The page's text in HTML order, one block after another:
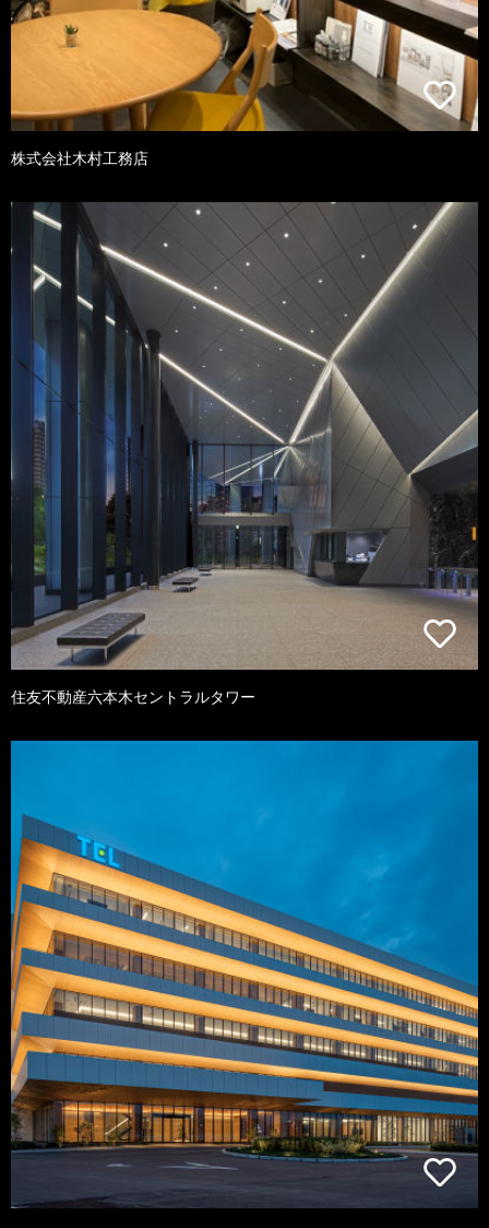
株式会社木村工務店
住友不動産六本木セントラルタワー